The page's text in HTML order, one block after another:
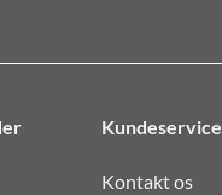
Kundeservice
Kontakt os